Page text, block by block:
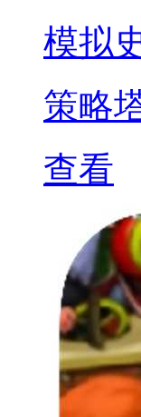
模拟
策略
查看